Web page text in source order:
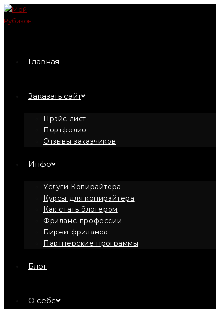
Перейти
к
Главная
Заказать сайт
Прайс лист
Портфолио
Отзывы заказчиков
Инфо
Услуги Копирайтера
Курсы для копирайтера
Как стать блогером
Фриланс-профессии
Биржи фриланса
Партнерские программы
Блог
О себе